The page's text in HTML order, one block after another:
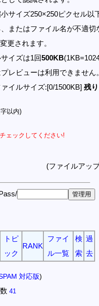
サイズ250×250ピクセル以
またはファイル名が不適切
されます。
イズは1回500KB
レビューは利用できません
イルサイズ:[0/1500KB] 残
以内)
ェックしてください!
(ファイルアッ
トピ
ック
RANK
ファイ
ル一覧
検
索
過
去
対応版)
41